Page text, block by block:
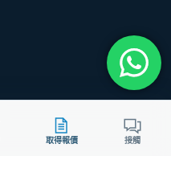
取得報價 接觸